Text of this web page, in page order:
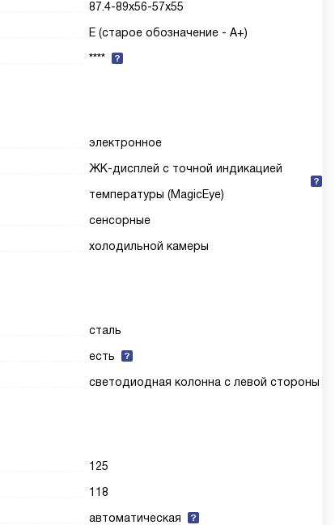
87.4-89x56-57x55
E (старое обозначение - A+)
****
электронное
ЖК-дисплей с точной индикацией
температуры (MagicEye)
сенсорные
холодильной камеры
сталь
есть
светодиодная колонна с левой стороны
125
118
автоматическая